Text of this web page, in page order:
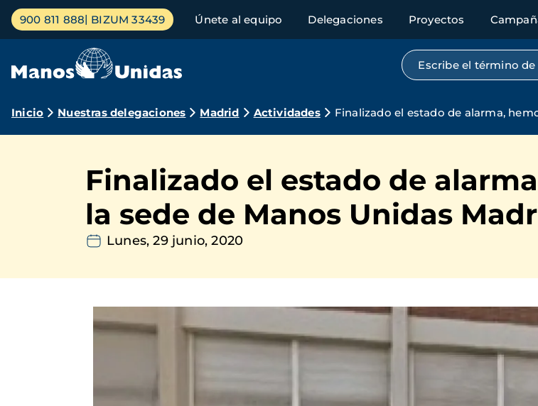
Pasar
contenido
Menú
principal
900 811 888 BIZUM 33439 Únete al equipo Delegaciones Proyectos
Búsqueda por texto
Ruta
navegación
Inicio Nuestras delegaciones Madrid Actividades Finalizado el estado de alarma,
Finalizado el estado de
la sede de Manos Unidas
Lunes, 29 junio, 2020